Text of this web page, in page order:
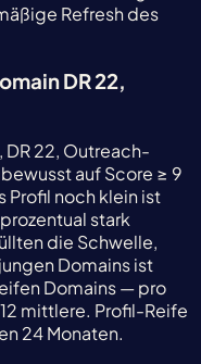
Refresh des
DR 22,
DR 22, Outreach-
auf Score ≥ 9
Profil noch klein ist
stark
die Schwelle,
Domains ist
Domains — pro
mittlere. Profil-Reife
24 Monaten.